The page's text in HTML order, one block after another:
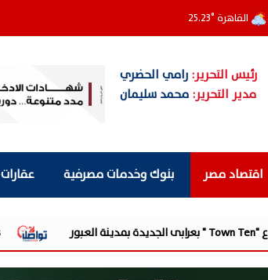
القاهرة°
25.23
رئيس التحرير:رامي الحضري
مدير التحرير: محمد سليمان
اقتصاد مصر بنوك وخدمات مصرفية عقارات
LARZ Developments تطلق رؤيتها الجديدة لتقديم مفهوم متكامل للتطوير العقاري في مصر